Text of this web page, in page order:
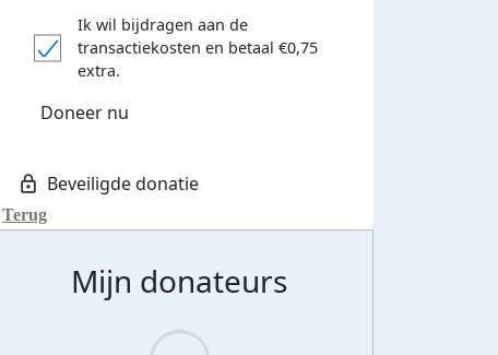
Terug
Ik wil bijdragen aan de
transactiekosten en betaal €0,75
extra.
Doneer nu
Mijn donateurs